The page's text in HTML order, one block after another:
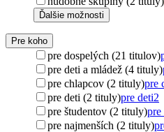
Ďalšie možnosti
Pre koho
pre dospelých (21 titulov)
pre deti a mládež (4 tituly)
pre chlapcov (2 tituly)pre
pre deti (2 tituly)pre deti2
pre študentov (2 tituly)pre
pre najmenších (2 tituly)